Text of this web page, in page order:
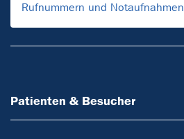
Rufnummern und Notaufnahmen
Patienten & Besucher